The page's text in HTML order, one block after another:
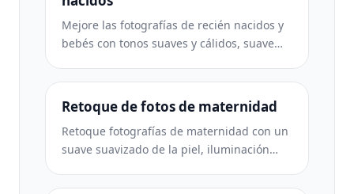
Mejore las fotografías de recién nacidos y
bebés con tonos suaves y cálidos, suave
y distracciones, y tamaños listos para
imprimir para anuncios y arte mural.
Retoque de fotos de maternidad
Retoque fotografías de maternidad con un
suave suavizado de la piel, iluminación
de colores cálidos para lograr un retrato